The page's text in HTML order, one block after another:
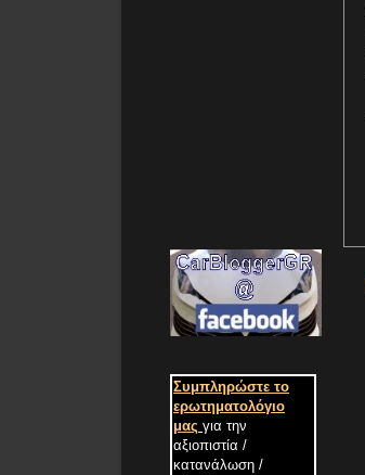
Συμπληρώστε το
ερωτηματολόγιο
μας για την
αξιοπιστία /
κατανάλωση /